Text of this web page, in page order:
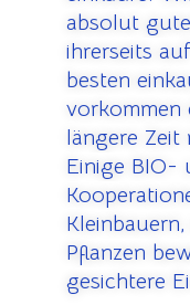
absolut
ihrerseits
besten
vorkommen
längere Zeit
Einige BIO-
Pflanzen
gesichtere